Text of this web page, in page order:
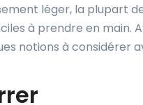
léger, la plupart
à prendre en main.
notions à considérer